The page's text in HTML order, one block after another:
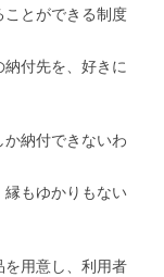
とができる制度
付先を、好きに
納付できないわ
縁もゆかりもない
用意し、利用者